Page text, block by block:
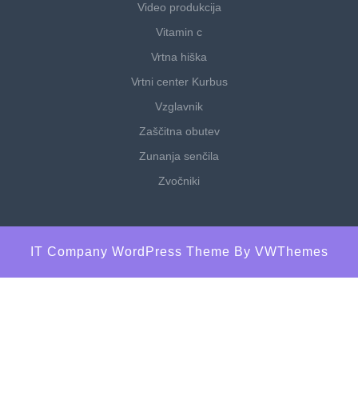
Video produkcija
Vitamin c
Vrtna hiška
Vrtni center Kurbus
Vzglavnik
Zaščitna obutev
Zunanja senčila
Zvočniki
IT Company WordPress Theme By VWThemes